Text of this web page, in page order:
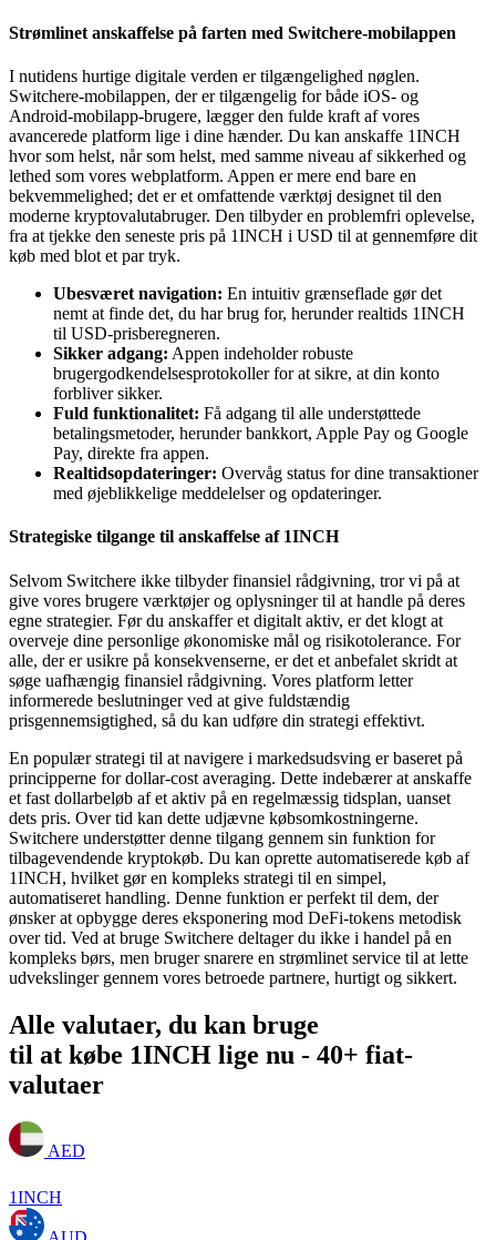
Strømlinet anskaffelse på farten med Switchere-mobilappen
I nutidens hurtige digitale verden er tilgængelighed nøglen.
Switchere-mobilappen, der er tilgængelig for både iOS- og
Android-mobilapp-brugere, lægger den fulde kraft af vores
avancerede platform lige i dine hænder. Du kan anskaffe 1INCH
hvor som helst, når som helst, med samme niveau af sikkerhed og
lethed som vores webplatform. Appen er mere end bare en
bekvemmelighed; det er et omfattende værktøj designet til den
moderne kryptovalutabruger. Den tilbyder en problemfri oplevelse,
fra at tjekke den seneste pris på 1INCH i USD til at gennemføre dit
køb med blot et par tryk.
Ubesværet navigation: En intuitiv grænseflade gør det
nemt at finde det, du har brug for, herunder realtids 1INCH
til USD-prisberegneren.
Sikker adgang: Appen indeholder robuste
brugergodkendelsesprotokoller for at sikre, at din konto
forbliver sikker.
Fuld funktionalitet: Få adgang til alle understøttede
betalingsmetoder, herunder bankkort, Apple Pay og Google
Pay, direkte fra appen.
Realtidsopdateringer: Overvåg status for dine transaktioner
med øjeblikkelige meddelelser og opdateringer.
Strategiske tilgange til anskaffelse af 1INCH
Selvom Switchere ikke tilbyder finansiel rådgivning, tror vi på at
give vores brugere værktøjer og oplysninger til at handle på deres
egne strategier. Før du anskaffer et digitalt aktiv, er det klogt at
overveje dine personlige økonomiske mål og risikotolerance. For
alle, der er usikre på konsekvenserne, er det et anbefalet skridt at
søge uafhængig finansiel rådgivning. Vores platform letter
informerede beslutninger ved at give fuldstændig
prisgennemsigtighed, så du kan udføre din strategi effektivt.
En populær strategi til at navigere i markedsudsving er baseret på
principperne for dollar-cost averaging. Dette indebærer at anskaffe
et fast dollarbeløb af et aktiv på en regelmæssig tidsplan, uanset
dets pris. Over tid kan dette udjævne købsomkostningerne.
Switchere understøtter denne tilgang gennem sin funktion for
tilbagevendende kryptokøb. Du kan oprette automatiserede køb af
1INCH, hvilket gør en kompleks strategi til en simpel,
automatiseret handling. Denne funktion er perfekt til dem, der
ønsker at opbygge deres eksponering mod DeFi-tokens metodisk
over tid. Ved at bruge Switchere deltager du ikke i handel på en
kompleks børs, men bruger snarere en strømlinet service til at lette
udvekslinger gennem vores betroede partnere, hurtigt og sikkert.
Alle valutaer, du kan bruge
til at købe 1INCH lige nu - 40+ fiat-
valutaer
AED
1INCH